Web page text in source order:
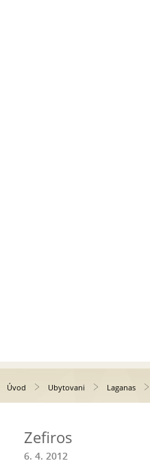
Úvod Ubytovani Laganas
Zefiros
6. 4. 2012